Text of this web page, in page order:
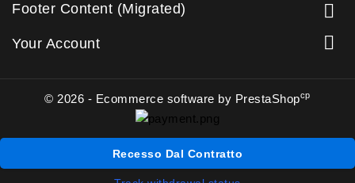
Footer Content (Migrated) 
Your Account 
© 2026 - Ecommerce software by PrestaShopcp
Recesso Dal Contratto